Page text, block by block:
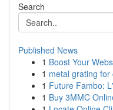
Search
Published News
1 Boost Your
1 metal grating
1 Future Fambo:
1 Buy 3MMC